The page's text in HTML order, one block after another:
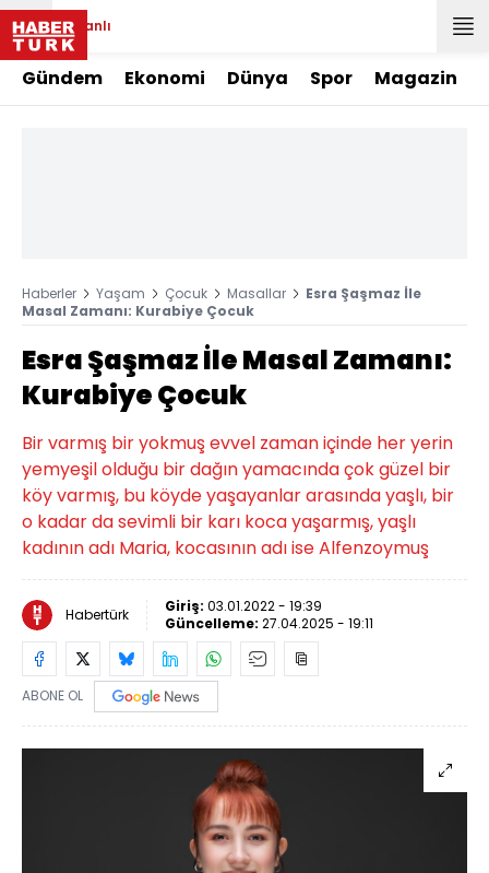
Canlı
Gündem Ekonomi Dünya Spor Magazin
Haberler Yaşam Çocuk Masallar
Esra Şaşmaz İle
Masal Zamanı: Kurabiye Çocuk
Esra Şaşmaz İle Masal Zamanı:
Kurabiye Çocuk
Bir varmış bir yokmuş evvel zaman içinde her yerin
yemyeşil olduğu bir dağın yamacında çok güzel bir
köy varmış, bu köyde yaşayanlar arasında yaşlı, bir
o kadar da sevimli bir karı koca yaşarmış, yaşlı
kadının adı Maria, kocasının adı ise Alfenzoymuş
Habertürk Giriş: 03.01.2022 - 19:39
Güncelleme: 27.04.2025 - 19:11
ABONE OL